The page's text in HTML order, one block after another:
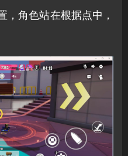
，角色站在根据点中，